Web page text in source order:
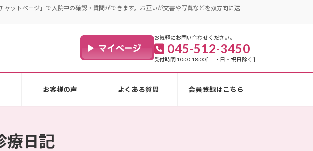
ットページ」で入院中の確認・質問ができます。お互いが文書や写真などを双方向に送
お気軽にお問い合わせください。
045-512-3450
受付時間 10:00-18:00 [ 土・日・祝日除く ]
お客様の声 よくある質問 会員登録はこちら
療日記